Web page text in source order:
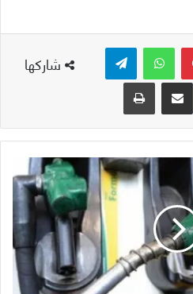
شاركها
بينتيريست واتساب
مشاركة عبر البريد طباعة